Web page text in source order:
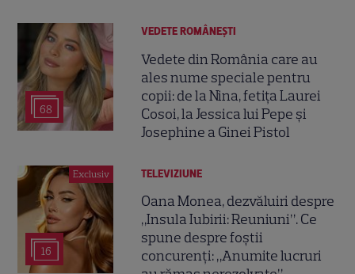
68
VEDETE ROMÂNEŞTI
Vedete din România care au
ales nume speciale pentru
copii: de la Nina, fetița Laurei
Cosoi, la Jessica lui Pepe și
Josephine a Ginei Pistol
Exclusiv
16
TELEVIZIUNE
Oana Monea, dezvăluiri despre
„Insula Iubirii: Reuniuni”. Ce
spune despre foștii
concurenți: „Anumite lucruri